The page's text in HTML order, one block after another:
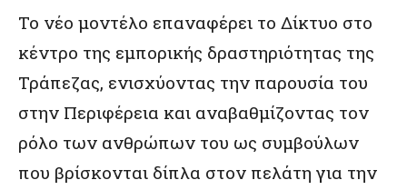
Το νέο μοντέλο επαναφέρει το Δίκτυο στο
κέντρο της εμπορικής δραστηριότητας της
Τράπεζας, ενισχύοντας την παρουσία του
στην Περιφέρεια και αναβαθμίζοντας τον
ρόλο των ανθρώπων του ως συμβούλων
που βρίσκονται δίπλα στον πελάτη για την